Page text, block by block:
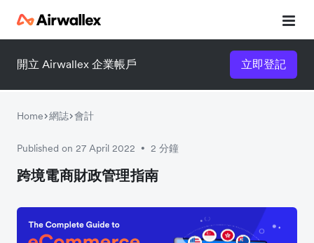
開立 Airwallex 企業帳戶 立即登記
Home 網誌 會計
Published on 27 April 2022 • 2 分鐘
跨境電商財政管理指南
立即下載財政管理指南
立即填妥以下表格，下載指南。